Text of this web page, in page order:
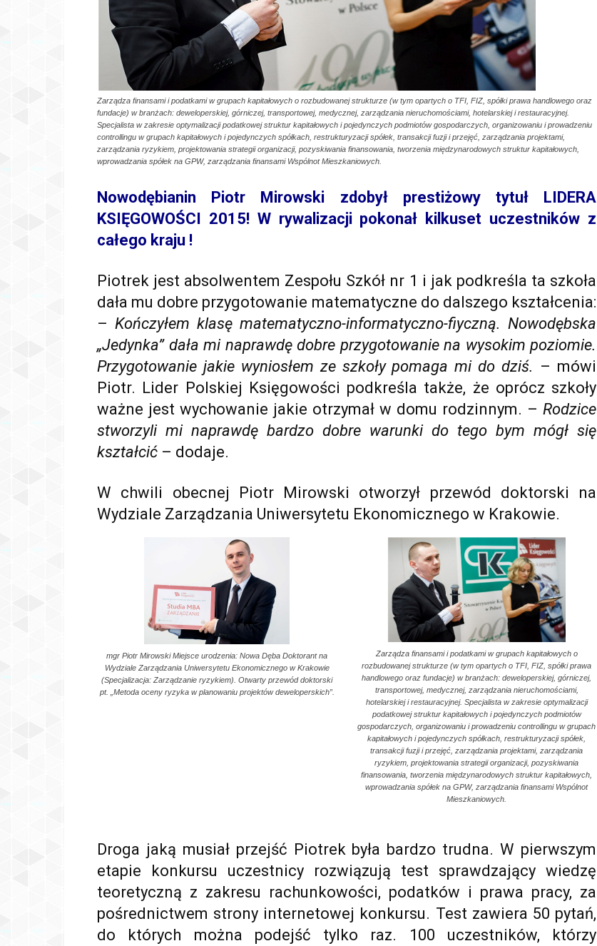
Zarządza finansami i podatkami w grupach kapitałowych o rozbudowanej strukturze (w tym opartych o TFI, FIZ, spółki prawa handlowego oraz
fundacje) w branżach: deweloperskiej, górniczej, transportowej, medycznej, zarządzania nieruchomościami, hotelarskiej i restauracyjnej.
Specjalista w zakresie optymalizacji podatkowej struktur kapitałowych i pojedynczych podmiotów gospodarczych, organizowaniu i prowadzeniu
controllingu w grupach kapitałowych i pojedynczych spółkach, restrukturyzacji spółek, transakcji fuzji i przejęć, zarządzania projektami,
zarządzania ryzykiem, projektowania strategii organizacji, pozyskiwania finansowania, tworzenia międzynarodowych struktur kapitałowych,
wprowadzania spółek na GPW, zarządzania finansami Wspólnot Mieszkaniowych.
Nowodębianin Piotr Mirowski zdobył prestiżowy tytuł LIDERA
KSIĘGOWOŚCI 2015! W rywalizacji pokonał kilkuset uczestników z
całego kraju !
Piotrek jest absolwentem Zespołu Szkół nr 1 i jak podkreśla ta szkoła
dała mu dobre przygotowanie matematyczne do dalszego kształcenia:
– Kończyłem klasę matematyczno-informatyczno-fiyczną. Nowodębska
„Jedynka” dała mi naprawdę dobre przygotowanie na wysokim poziomie.
Przygotowanie jakie wyniosłem ze szkoły pomaga mi do dziś. – mówi
Piotr. Lider Polskiej Księgowości podkreśla także, że oprócz szkoły
ważne jest wychowanie jakie otrzymał w domu rodzinnym. – Rodzice
stworzyli mi naprawdę bardzo dobre warunki do tego bym mógł się
kształcić – dodaje.
W chwili obecnej Piotr Mirowski otworzył przewód doktorski na
Wydziale Zarządzania Uniwersytetu Ekonomicznego w Krakowie.
mgr Piotr Mirowski Miejsce urodzenia: Nowa Dęba Doktorant na
Wydziale Zarządzania Uniwersytetu Ekonomicznego w Krakowie
(Specjalizacja: Zarządzanie ryzykiem). Otwarty przewód doktorski
pt. „Metoda oceny ryzyka w planowaniu projektów deweloperskich”.
Zarządza finansami i podatkami w grupach kapitałowych o
rozbudowanej strukturze (w tym opartych o TFI, FIZ, spółki prawa
handlowego oraz fundacje) w branżach: deweloperskiej, górniczej,
transportowej, medycznej, zarządzania nieruchomościami,
hotelarskiej i restauracyjnej. Specjalista w zakresie optymalizacji
podatkowej struktur kapitałowych i pojedynczych podmiotów
gospodarczych, organizowaniu i prowadzeniu controllingu w grupach
kapitałowych i pojedynczych spółkach, restrukturyzacji spółek,
transakcji fuzji i przejęć, zarządzania projektami, zarządzania
ryzykiem, projektowania strategii organizacji, pozyskiwania
finansowania, tworzenia międzynarodowych struktur kapitałowych,
wprowadzania spółek na GPW, zarządzania finansami Wspólnot
Mieszkaniowych.
Droga jaką musiał przejść Piotrek była bardzo trudna. W pierwszym
etapie konkursu uczestnicy rozwiązują test sprawdzający wiedzę
teoretyczną z zakresu rachunkowości, podatków i prawa pracy, za
pośrednictwem strony internetowej konkursu. Test zawiera 50 pytań,
do których można podejść tylko raz. 100 uczestników, którzy